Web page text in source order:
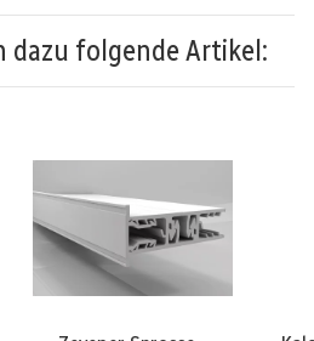
dazu folgende Artikel: